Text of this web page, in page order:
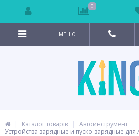
МЕНЮ
Каталог товарів
Автоинструмент
Устройства зарядные и пуско-зарядные для
0